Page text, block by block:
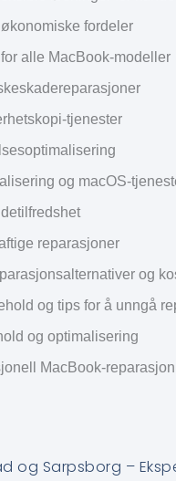
fordeler
alle MacBook-modeller
tjenester
og macOS-
reparasjoner
og
og tips for å unngå
og optimalisering
MacBook-reparasjon
og Sarpsborg –